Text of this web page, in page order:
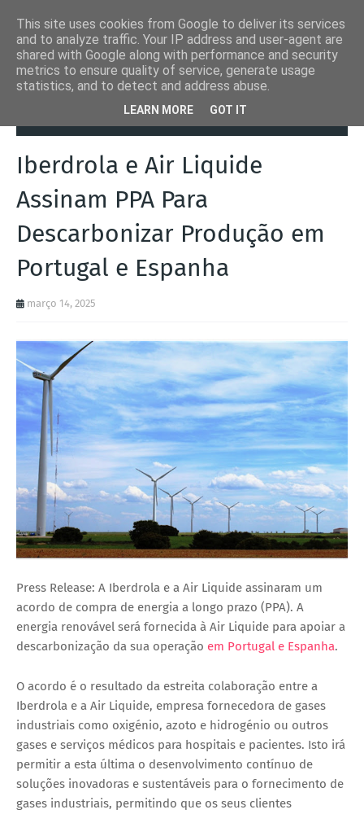
Air Liquide
Iberdrola e Air Liquide Assinam PPA Para
Iberdrola e Air Liquide
Assinam PPA Para
Descarbonizar Produção em
Portugal e Espanha
março 14, 2025
Press Release: A Iberdrola e a Air Liquide assinaram um
acordo de compra de energia a longo prazo (PPA). A
energia renovável será fornecida à Air Liquide para apoiar a
descarbonização da sua operação em Portugal e Espanha.
O acordo é o resultado da estreita colaboração entre a
Iberdrola e a Air Liquide, empresa fornecedora de gases
industriais como oxigénio, azoto e hidrogénio ou outros
gases e serviços médicos para hospitais e pacientes. Isto irá
permitir a esta última o desenvolvimento contínuo de
soluções inovadoras e sustentáveis para o fornecimento de
gases industriais, permitindo que os seus clientes
This site uses cookies from Google to deliver its services
and to analyze traffic. Your IP address and user-agent are
shared with Google along with performance and security
metrics to ensure quality of service, generate usage
statistics, and to detect and address abuse.
LEARN MORE GOT IT